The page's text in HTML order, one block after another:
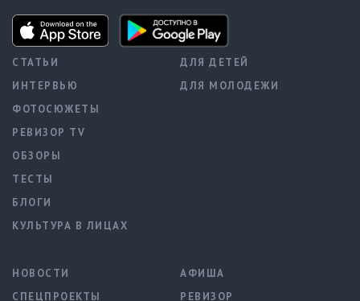
СТАТЬИ
ИНТЕРВЬЮ
ФОТОСЮЖЕТЫ
РЕВИЗОР TV
ОБЗОРЫ
ТЕСТЫ
БЛОГИ
КУЛЬТУРА В ЛИЦАХ
ДЛЯ ДЕТЕЙ
ДЛЯ МОЛОДЕЖИ
НОВОСТИ
СПЕЦПРОЕКТЫ
АФИША
РЕВИЗОР